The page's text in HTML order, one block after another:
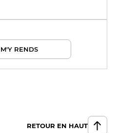
RENDS
RETOUR EN HAUT